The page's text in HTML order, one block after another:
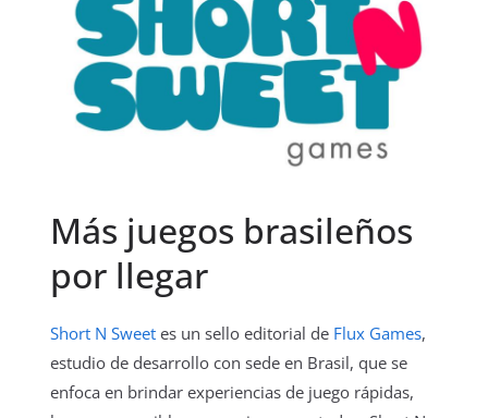
Más juegos brasileños
por llegar
Short N Sweet es un sello editorial de Flux Games,
estudio de desarrollo con sede en Brasil, que se
enfoca en brindar experiencias de juego rápidas,